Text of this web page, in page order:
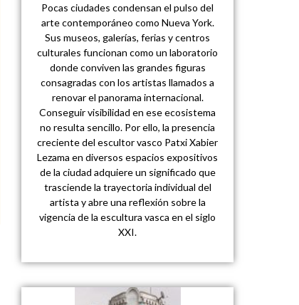
Pocas ciudades condensan el pulso del
arte contemporáneo como Nueva York.
Sus museos, galerías, ferias y centros
culturales funcionan como un laboratorio
donde conviven las grandes figuras
consagradas con los artistas llamados a
renovar el panorama internacional.
Conseguir visibilidad en ese ecosistema
no resulta sencillo. Por ello, la presencia
creciente del escultor vasco Patxi Xabier
Lezama en diversos espacios expositivos
de la ciudad adquiere un significado que
trasciende la trayectoria individual del
artista y abre una reflexión sobre la
vigencia de la escultura vasca en el siglo
XXI.